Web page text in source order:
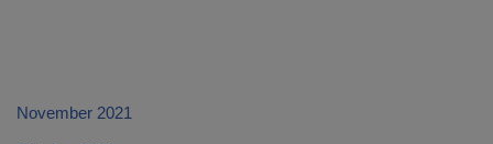
November 2021